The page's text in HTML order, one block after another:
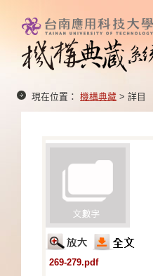
現在位置： 機構典藏 > 詳目
269-279.pdf